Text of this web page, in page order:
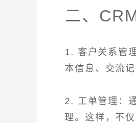
二、
1. 客户关系管
本信息、交流
2. 工单管理：
理。这样，不